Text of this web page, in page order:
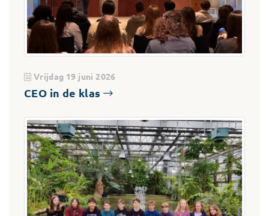
Vrijdag 19 juni 2026
CEO in de klas